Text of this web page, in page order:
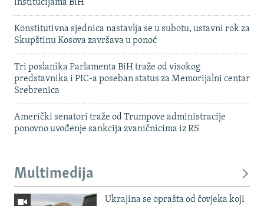
institucijama BiH
Konstitutivna sjednica nastavlja se u subotu, ustavni rok za
Skupštinu Kosova završava u ponoć
Tri poslanika Parlamenta BiH traže od visokog
predstavnika i PIC-a poseban status za Memorijalni centar
Srebrenica
Američki senatori traže od Trumpove administracije
ponovno uvođenje sankcija zvaničnicima iz RS
Multimedija
Ukrajina se oprašta od čovjeka koji